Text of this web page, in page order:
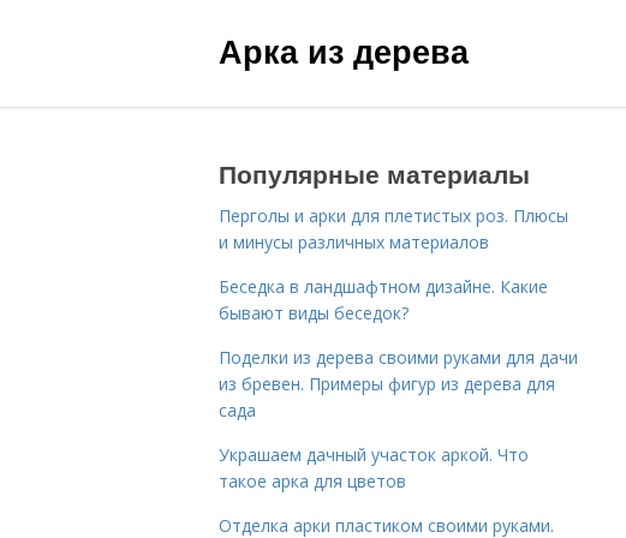
Арка из дерева
Популярные материалы
Перголы и арки для плетистых роз. Плюсы
и минусы различных материалов
Беседка в ландшафтном дизайне. Какие
бывают виды беседок?
Поделки из дерева своими руками для дачи
из бревен. Примеры фигур из дерева для
сада
Украшаем дачный участок аркой. Что
такое арка для цветов
Отделка арки пластиком своими руками.